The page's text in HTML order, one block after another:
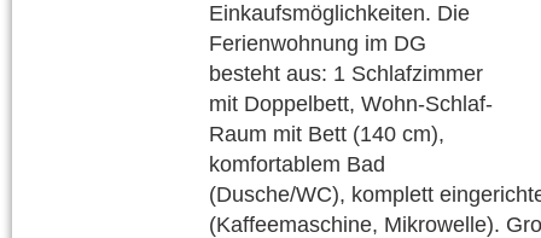
Einkaufsmöglichkeiten. Die
Ferienwohnung im DG
besteht aus: 1 Schlafzimmer
mit Doppelbett, Wohn-Schlaf-
Raum mit Bett (140 cm),
komfortablem Bad
(Dusche/WC), komplett
(Kaffeemaschine, Mikrowelle).